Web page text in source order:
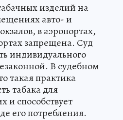
изделий на
авто- и
в аэропортах,
запрещена. Суд
индивидуального
В судебном
такая практика
табака для
и способствует
его потребления.